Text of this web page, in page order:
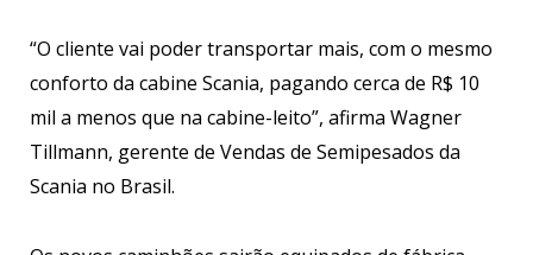
“O cliente vai poder transportar mais, com o mesmo
conforto da cabine Scania, pagando cerca de R$ 10
mil a menos que na cabine-leito”, afirma Wagner
Tillmann, gerente de Vendas de Semipesados da
Scania no Brasil.